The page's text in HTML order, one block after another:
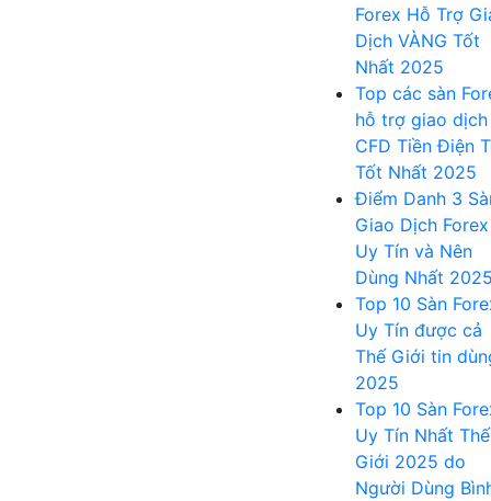
Forex Hỗ Trợ
Dịch VÀNG Tốt
Nhất 2025
Top các sàn
hỗ trợ giao dịch
CFD Tiền Điện
Tốt Nhất 2025
Điểm Danh 3
Giao Dịch Forex
Uy Tín và Nên
Dùng Nhất 2025
Top 10 Sàn
Uy Tín được cả
Thế Giới tin
2025
Top 10 Sàn
Uy Tín Nhất Thế
Giới 2025 do
Người Dùng